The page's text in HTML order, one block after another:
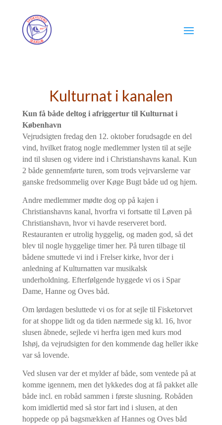
Kulturnat i kanalen
Kun få både deltog i afriggertur til Kulturnat i
København
Vejrudsigten fredag den 12. oktober forudsagde en del
vind, hvilket fratog nogle medlemmer lysten til at sejle
ind til slusen og videre ind i Christianshavns kanal. Kun
2 både gennemførte turen, som trods vejrvarslerne var
ganske fredsommelig over Køge Bugt både ud og hjem.
Andre medlemmer mødte dog op på kajen i
Christianshavns kanal, hvorfra vi fortsatte til Løven på
Christianshavn, hvor vi havde reserveret bord.
Restauranten er utrolig hyggelig, og maden god, så det
blev til nogle hyggelige timer her. På turen tilbage til
bådene smuttede vi ind i Frelser kirke, hvor der i
anledning af Kulturnatten var musikalsk
underholdning. Efterfølgende hyggede vi os i Spar
Dame, Hanne og Oves båd.
Om lørdagen besluttede vi os for at sejle til Fisketorvet
for at shoppe lidt og da tiden nærmede sig kl. 16, hvor
slusen åbnede, sejlede vi herfra igen med kurs mod
Ishøj, da vejrudsigten for den kommende dag heller ikke
var så lovende.
Ved slusen var der et mylder af både, som ventede på at
komme igennem, men det lykkedes dog at få pakket alle
både incl. en robåd sammen i første slusning. Robåden
kom imidlertid med så stor fart ind i slusen, at den
hoppede op på bagsmækken af Hannes og Oves båd